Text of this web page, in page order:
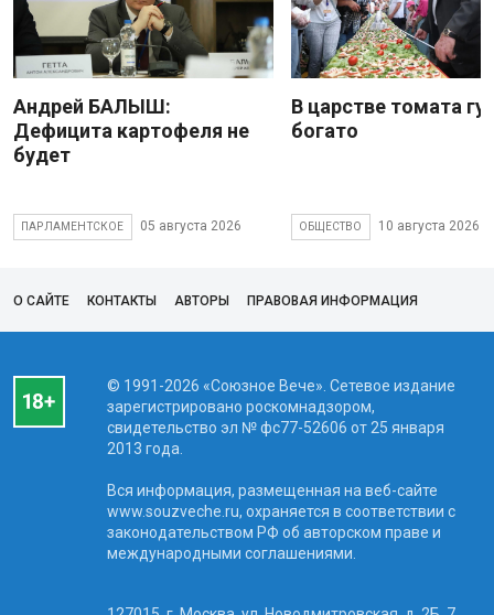
Андрей БАЛЫШ:
Дефицита картофеля не
будет
ПАРЛАМЕНТСКОЕ 05 августа 2026
В царстве томата
богато
ОБЩЕСТВО 10 августа 2026
О САЙТЕ КОНТАКТЫ АВТОРЫ ПРАВОВАЯ ИНФОРМАЦИЯ
© 1991-2026 «Союзное Вече». Сетевое издание
зарегистрировано роскомнадзором,
свидетельство эл № фc77-52606 от 25 января
2013 года.
Вся информация, размещенная на веб-сайте
www.souzveche.ru, охраняется в соответствии с
законодательством РФ об авторском праве и
международными соглашениями.